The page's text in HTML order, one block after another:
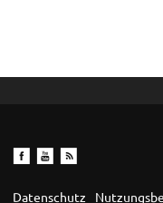
Datenschutz